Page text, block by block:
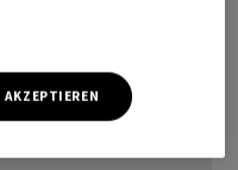
AKZEPTIEREN